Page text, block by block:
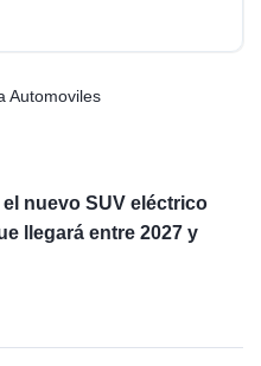
Automoviles
nuevo SUV eléctrico
llegará entre 2027 y